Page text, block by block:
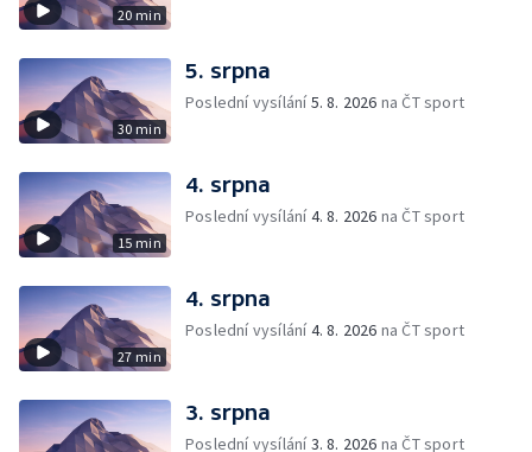
20 min
30 min
5. srpna
Poslední vysílání5. 8. 2026 na ČT sport
15 min
4. srpna
Poslední vysílání4. 8. 2026 na ČT sport
27 min
4. srpna
Poslední vysílání4. 8. 2026 na ČT sport
3. srpna
Poslední vysílání3. 8. 2026 na ČT sport